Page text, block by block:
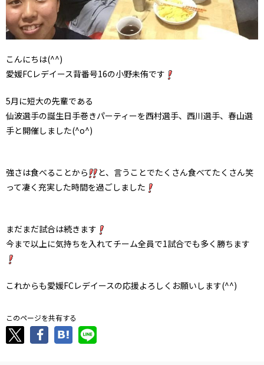
こんにちは(^^)
愛媛FCレデイース背番号16の小野未侑です
5月に短大の先輩である
仙波選手の誕生日手巻きパーティーを西村選手、西川選手、春山選
手と開催しました(^o^)
強さは食べることから
と、言うことでたくさん食べてたくさん笑
って凄く充実した時間を過ごしました
まだまだ試合は続きます
今まで以上に気持ちを入れてチーム全員で1試合でも多く勝ちます
これからも愛媛FCレデイースの応援よろしくお願いします(^^)
このページを共有する